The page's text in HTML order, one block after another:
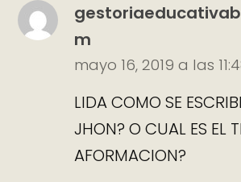
m
mayo 16, 2019 a las
LIDA COMO SE
JHON? O CUAL ES EL
AFORMACION?